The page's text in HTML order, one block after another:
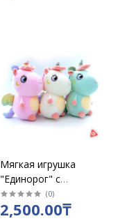
Мягкая игрушка
"Единорог" с
крылышками,
высота 26 см
(0)
2,500.00₸